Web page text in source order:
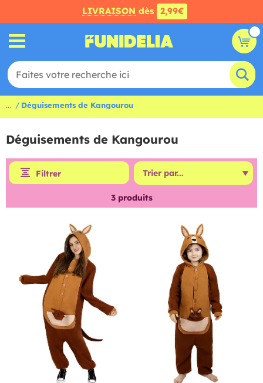
LIVRAISON dès 2,99€
... Déguisements de Kangourou
Déguisements de Kangourou
Filtrer
3produits